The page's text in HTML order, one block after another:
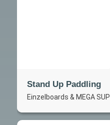
Stand Up Paddling
Einzelboards & MEGA SUP